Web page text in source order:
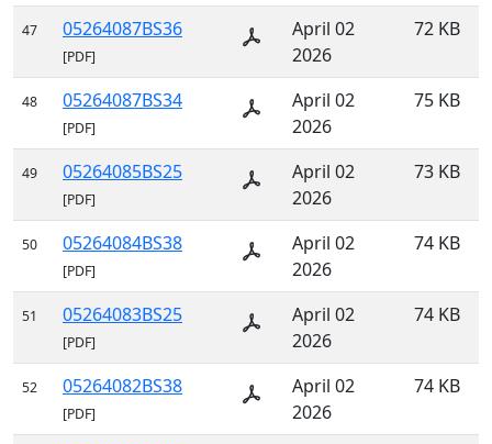
47 05264087BS36
[PDF]
April 02
2026
72 KB
48 05264087BS34
[PDF]
April 02
2026
75 KB
49 05264085BS25
[PDF]
April 02
2026
73 KB
50 05264084BS38
[PDF]
April 02
2026
74 KB
51 05264083BS25
[PDF]
April 02
2026
74 KB
52 05264082BS38
[PDF]
April 02
2026
74 KB